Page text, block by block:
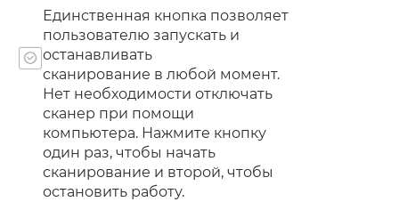
Единственная кнопка позволяет
пользователю запускать и
останавливать
сканирование в любой момент.
Нет необходимости отключать
сканер при помощи
компьютера. Нажмите кнопку
один раз, чтобы начать
сканирование и второй, чтобы
остановить работу.